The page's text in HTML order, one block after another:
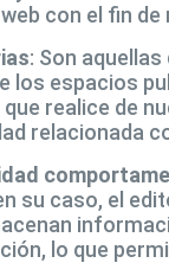
con el fin
: Son
los espacios
realice de
relacionada
su caso, el
lo que